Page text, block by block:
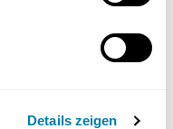
Details zeigen
Kosten für Rollläden
bis hin zur Art